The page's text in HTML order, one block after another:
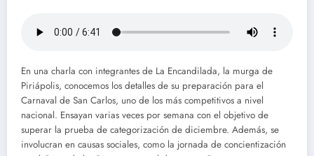
En una charla con integrantes de La Encandilada, la murga de
Piriápolis, conocemos los detalles de su preparación para el
Carnaval de San Carlos, uno de los más competitivos a nivel
nacional. Ensayan varias veces por semana con el objetivo de
superar la prueba de categorización de diciembre. Además, se
involucran en causas sociales, como la jornada de concientización